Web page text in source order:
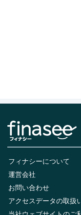
フィナシーについて
運営会社
お問い合わせ
アクセスデータの取扱